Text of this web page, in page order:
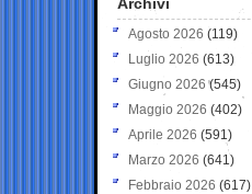
Agosto 2026 (119)
Luglio 2026 (613)
Giugno 2026 (545)
Maggio 2026 (402)
Aprile 2026 (591)
Marzo 2026 (641)
Febbraio 2026 (617)